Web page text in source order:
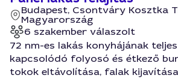
Budapest, Csontváry Kosztka
Magyarország
6 szakember válaszolt
72 nm-es lakás konyhájának
kapcsolódó folyosó és étkező
tokok eltávolítása, falak